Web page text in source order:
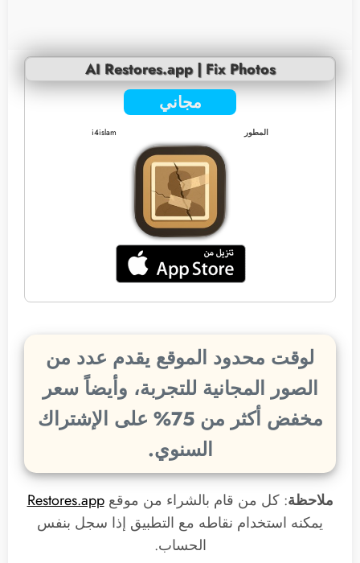
AI Restores.app | Fix Photos
مجاني
المطور i4islam
لوقت محدود الموقع يقدم عدد من
الصور المجانية للتجربة، وأيضاً سعر
مخفض أكثر من 75% على الإشتراك
السنوي.
ملاحظة: كل من قام بالشراء من موقعRestores.app
يمكنه استخدام نقاطه مع التطبيق إذا سجل بنفس
الحساب.